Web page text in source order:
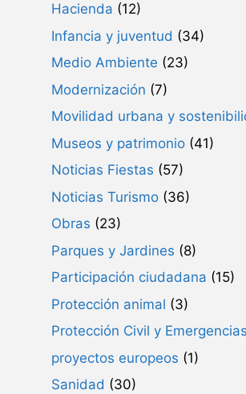
Hacienda (12)
Infancia y juventud (34)
Medio Ambiente (23)
Modernización (7)
Movilidad urbana y
Museos y patrimonio (41)
Noticias Fiestas (57)
Noticias Turismo (36)
Obras (23)
Parques y Jardines (8)
Participación ciudadana (15)
Protección animal (3)
Protección Civil y Emergencias
proyectos europeos (1)
Sanidad (30)